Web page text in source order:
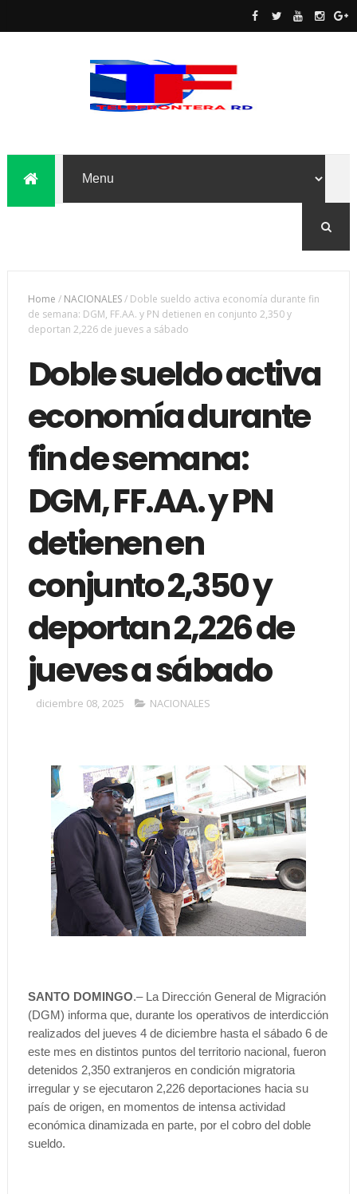
Home / NACIONALES/ Doble sueldo activa economía durante fin
de semana: DGM, FF.AA. y PN detienen en conjunto 2,350 y
deportan 2,226 de jueves a sábado
Doble sueldo activa
economía durante
fin de semana:
DGM, FF.AA. y PN
detienen en
conjunto 2,350 y
deportan 2,226 de
jueves a sábado
diciembre 08, 2025 NACIONALES
SANTO DOMINGO.– La Dirección General de Migración
(DGM) informa que, durante los operativos de interdicción
realizados del jueves 4 de diciembre hasta el sábado 6 de
este mes en distintos puntos del territorio nacional, fueron
detenidos 2,350 extranjeros en condición migratoria
irregular y se ejecutaron 2,226 deportaciones hacia su
país de origen, en momentos de intensa actividad
económica dinamizada en parte, por el cobro del doble
sueldo.